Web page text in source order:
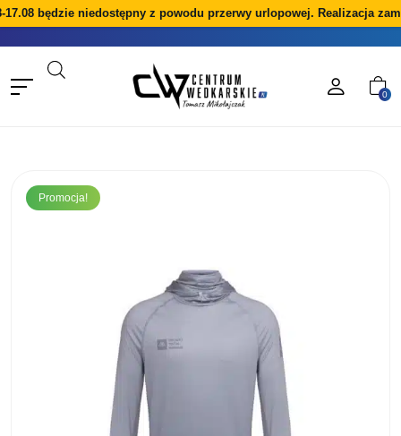
będzie niedostępny z powodu przerwy urlopowej. Realizacja
0
Promocja!